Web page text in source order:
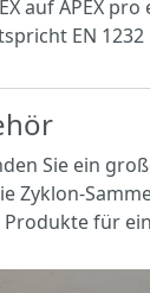
auf APEX
EN 1232
Sie ein
Zyklon-
Produkte für